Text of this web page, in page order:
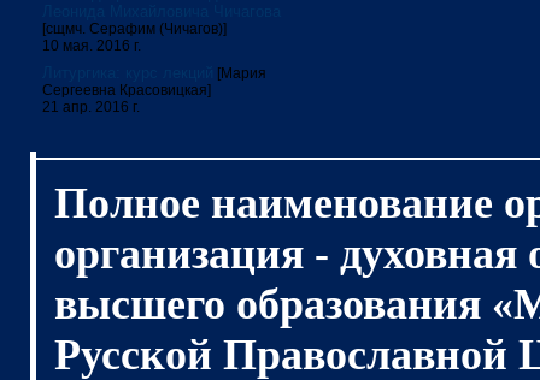
[сщмч. Серафим (Чичагов)]
10 мая. 2016 г.
[Мария
Сергеевна Красовицкая]
21 апр. 2016 г.
Полное наименование
организация - духовная
высшего образования
Русской Православной